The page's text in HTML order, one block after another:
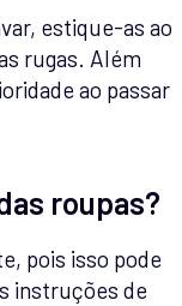
estique-as ao
rugas. Além
ao passar
roupas?
pois isso pode
instruções de